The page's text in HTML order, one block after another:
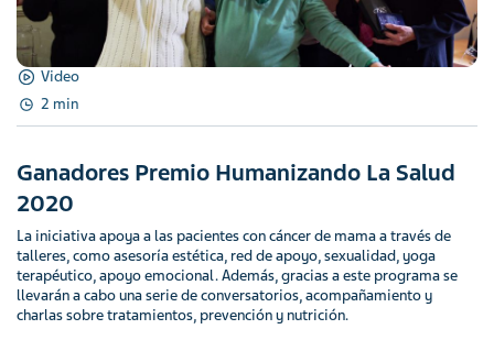
Video
2 min
Ganadores Premio Humanizando La Salud
2020
La iniciativa apoya a las pacientes con cáncer de mama a través de
talleres, como asesoría estética, red de apoyo, sexualidad, yoga
terapéutico, apoyo emocional. Además, gracias a este programa se
llevarán a cabo una serie de conversatorios, acompañamiento y
charlas sobre tratamientos, prevención y nutrición.